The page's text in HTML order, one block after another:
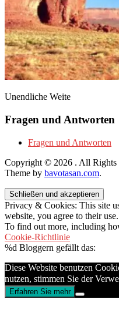
Unendliche Weite
Fragen und Antworten
Fragen und Antworten
Copyright © 2026 . All Rights
Theme by bavotasan.com.
Privacy & Cookies: This site
website, you agree to their use.
To find out more, including
Cookie-Richtlinie
%d Bloggern gefällt das:
Diese Website benutzen
nutzen, stimmen Sie der
Erfahren Sie mehr